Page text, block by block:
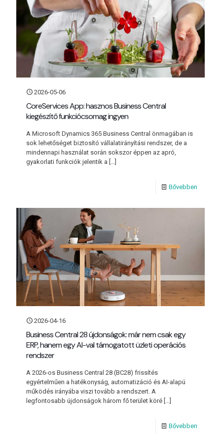
2026-05-06
CoreServices App: hasznos Business Central
kiegészítő funkciócsomag ingyen
A Microsoft Dynamics 365 Business Central önmagában is
sok lehetőséget biztosító vállalatirányítási rendszer, de a
mindennapi használat során sokszor éppen az apró,
gyakorlati funkciók jelentik a […]
Bővebben
2026-04-16
Business Central 28 újdonságok: már nem csak egy
ERP, hanem egy AI-val támogatott üzleti operációs
rendszer
A 2026-os Business Central 28 (BC28) frissítés
egyértelműen a hatékonyság, automatizáció és AI-alapú
működés irányába viszi tovább a rendszert. A
legfontosabb újdonságok három fő terület köré […]
Bővebben